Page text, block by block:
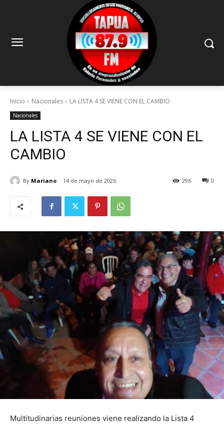
Inicio Nacionales LA LISTA 4 SE VIENE CON EL CAMBIO
Nacionales
LA LISTA 4 SE VIENE CON EL
CAMBIO
By Mariano 14 de mayo de 2026 0
296
Multitudinarias reuniones viene realizando la Lista 4